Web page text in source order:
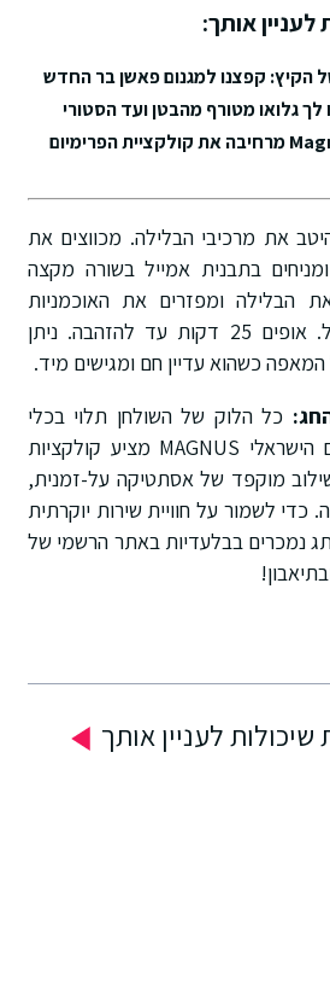
לעניין אותך:
הקיץ: קפצנו למגנום פאשן בר החדש
את מרכיבי הבלילה. מכווצים את
בתבנית אמייל בשורה מקצה
הבלילה ומפזרים את האוכמניות
.אופים 25 דקות עד להזהבה . ניתן
כשהוא עדיין חם ומגישים מיד.
כל הלוק של השולחן תלוי בכלי
מותג הפרימיום הישראלי MAGNUS מציע קולקציות
מוקפד של אסתטיקה על-זמנית,
. כדי לשמור על חוויית שירות יוקרתית
נמכרים בבלעדיות באתר הרשמי של
לעניין אותך